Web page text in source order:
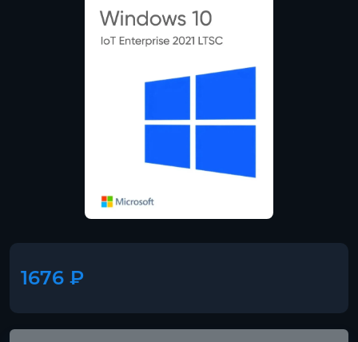
1676 ₽